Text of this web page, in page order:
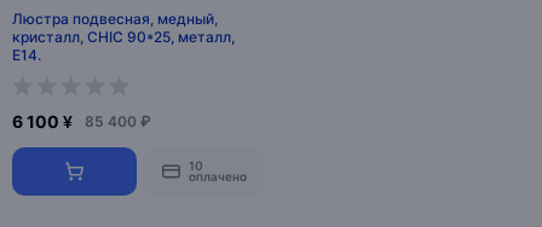
Люстра подвесная, медный,
кристалл, CHIC 90*25, металл,
E14.
6 100 ¥ 85 400 ₽
10
оплачено